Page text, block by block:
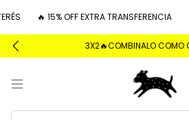
🔥 15% OFF EXTRA TRANSFERENCIA
3X2🔥COMBINALO COMO